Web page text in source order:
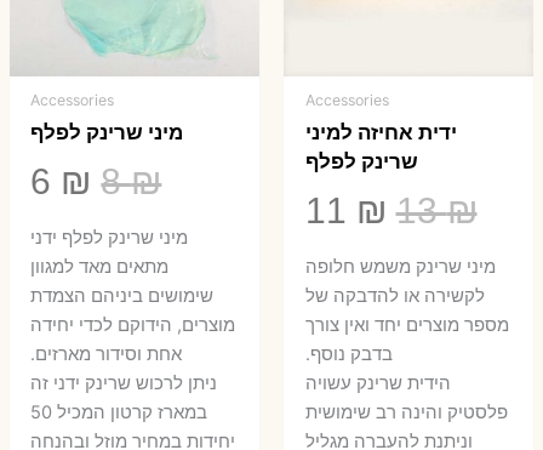
Accessories
ידית אחיזה למיני
שרינק לפלף
13₪
המחיר
המקורי
היה:
13 ₪.
11 ₪
הוא:
​מיני שרינק משמש חלופה
לקשירה או להדבקה של
מספר מוצרים יחד ואין צורך
בדבק נוסף.
הידית שרינק עשויה
פלסטיק והינה רב שימושית
וניתנת להעברה מגליל
Accessories
מיני שרינק לפלף
8₪
היה:
8 ₪.
6 ₪
6 ₪.
מיני שרינק לפלף ידני
מתאים מאד למגוון
שימושים ביניהם הצמדת
מוצרים, הידוקם לכדי יחידה
אחת וסידור מארזים.
ניתן לרכוש שרינק ידני זה
במארז קרטון המכיל 50
יחידות במחיר מוזל ובהנחה